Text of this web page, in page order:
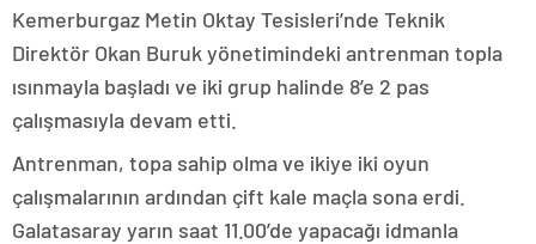
Kemerburgaz Metin Oktay Tesisleri’nde Teknik
Direktör Okan Buruk yönetimindeki antrenman topla
ısınmayla başladı ve iki grup halinde 8’e 2 pas
çalışmasıyla devam etti.
Antrenman, topa sahip olma ve ikiye iki oyun
çalışmalarının ardından çift kale maçla sona erdi.
Galatasaray yarın saat 11.00’de yapacağı idmanla